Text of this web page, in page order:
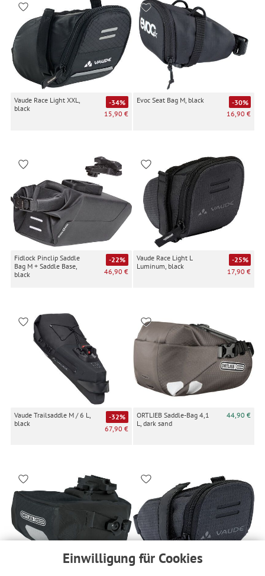
Einwilligung für Cookies
Vaude Race Light XXL,
black
-34%
15,90 €
Evoc Seat Bag M, black
-30%
16,90 €
Fidlock Pinclip Saddle
Bag M + Saddle Base,
black
-22%
46,90 €
Vaude Race Light L
Luminum, black
-25%
17,90 €
Vaude Trailsaddle M / 6 L,
black
-32%
67,90 €
ORTLIEB Saddle-Bag 4,1
L, dark sand
44,90 €